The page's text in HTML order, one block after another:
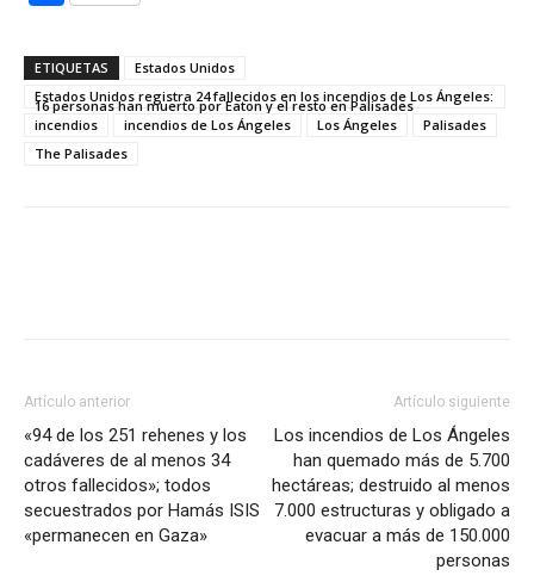
ETIQUETAS
Estados Unidos
Estados Unidos registra 24 fallecidos en los incendios de Los Ángeles:
16 personas han muerto por Eaton y el resto en Palisades
incendios
incendios de Los Ángeles Los Ángeles
Palisades
The Palisades
Artículo anterior
«94 de los 251 rehenes y los
cadáveres de al menos 34
otros fallecidos»; todos
secuestrados por Hamás ISIS
«permanecen en Gaza»
Artículo siguiente
Los incendios de Los Ángeles
han quemado más de 5.700
hectáreas; destruido al menos
7.000 estructuras y obligado a
evacuar a más de 150.000
personas